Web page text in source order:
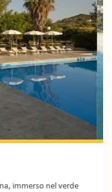
zona archeologica di